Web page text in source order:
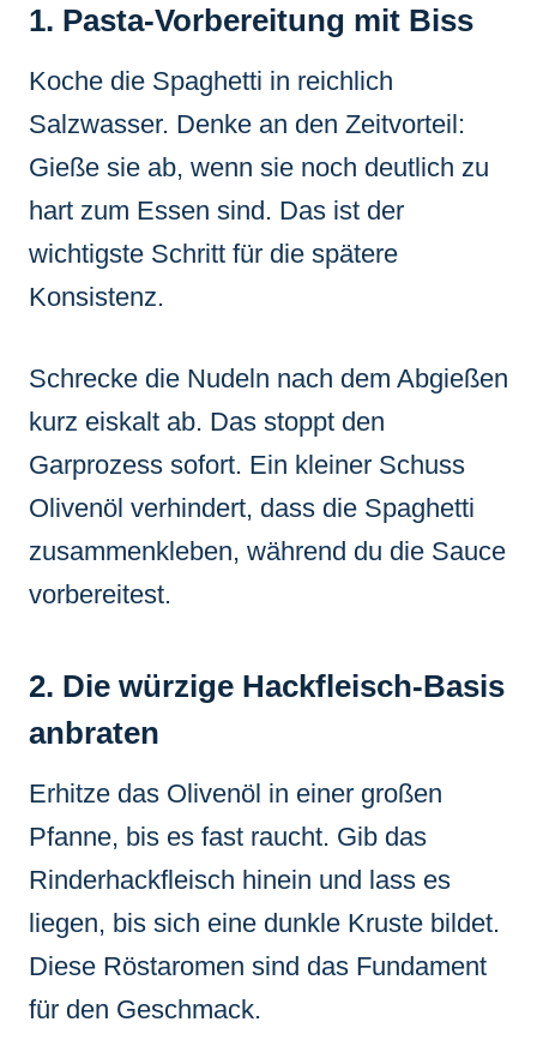
1. Pasta-Vorbereitung mit Biss
Koche die Spaghetti in reichlich
Salzwasser. Denke an den Zeitvorteil:
Gieße sie ab, wenn sie noch deutlich zu
hart zum Essen sind. Das ist der
wichtigste Schritt für die spätere
Konsistenz.
Schrecke die Nudeln nach dem Abgießen
kurz eiskalt ab. Das stoppt den
Garprozess sofort. Ein kleiner Schuss
Olivenöl verhindert, dass die Spaghetti
zusammenkleben, während du die Sauce
vorbereitest.
2. Die würzige Hackfleisch-Basis
anbraten
Erhitze das Olivenöl in einer großen
Pfanne, bis es fast raucht. Gib das
Rinderhackfleisch hinein und lass es
liegen, bis sich eine dunkle Kruste bildet.
Diese Röstaromen sind das Fundament
für den Geschmack.